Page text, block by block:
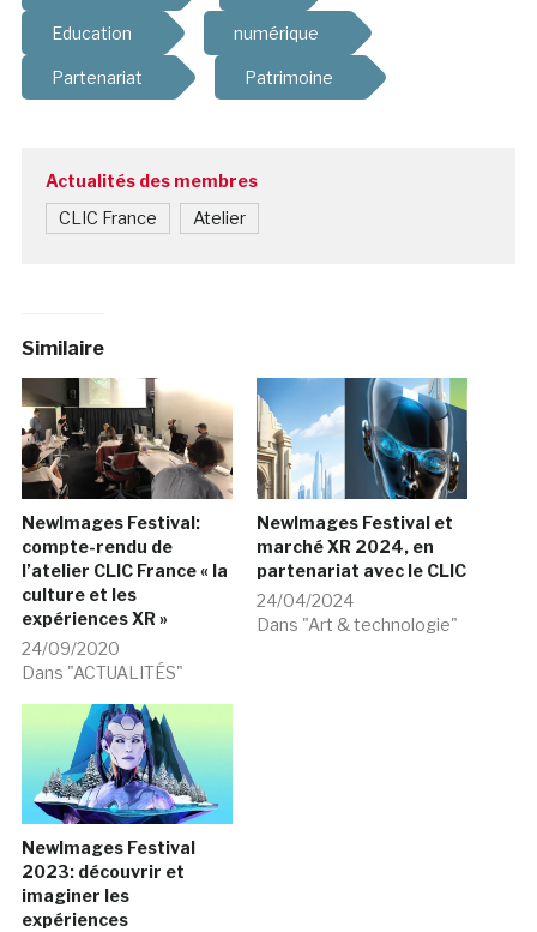
Education numérique
Partenariat Patrimoine
Actualités des membres
CLIC France Atelier
Similaire
NewImages Festival:
compte-rendu de
l’atelier CLIC France « la
culture et les
expériences XR »
24/09/2020
Dans "ACTUALITÉS"
NewImages Festival et
marché XR 2024, en
partenariat avec le CLIC
24/04/2024
Dans "Art & technologie"
NewImages Festival
2023: découvrir et
imaginer les
expériences